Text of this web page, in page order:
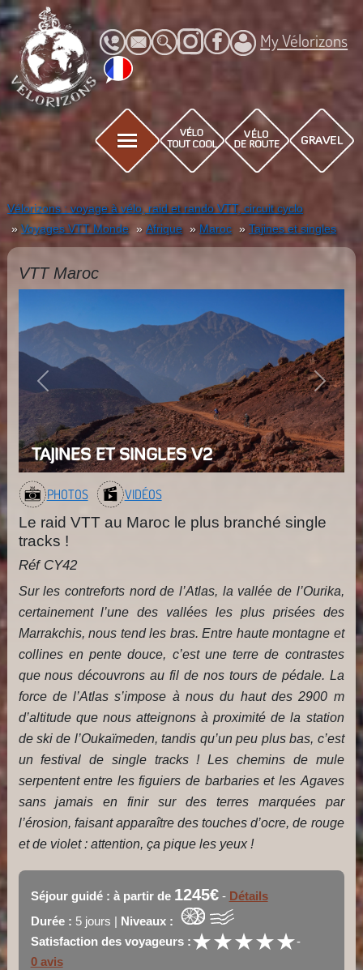
My Vélorizons
Vélorizons : voyage à vélo, raid et rando VTT, circuit cyclo
Voyages VTT Monde
Afrique Maroc Tajines et singles
VTT Maroc
Previous Next
TAJINES ET SINGLES V2
PHOTOS VIDÉOS
Le raid VTT au Maroc le plus branché single
tracks !
Réf CY42
Sur les contreforts nord de l’Atlas, la vallée de l’Ourika,
certainement l’une des vallées les plus prisées des
Marrakchis, nous tend les bras. Entre haute montagne et
collines en pente douce, c’est une terre de contrastes
que nous découvrons au fil de nos tours de pédale. La
force de l’Atlas s’impose à nous du haut des 2900 m
d’altitude que nous atteignons à proximité de la station
de ski de l’Oukaïmeden, tandis qu’un peu plus bas, c’est
un festival de single tracks ! Les chemins de mule
serpentent entre les figuiers de barbaries et les Agaves
sans jamais en finir sur des terres marquées par
l’érosion, faisant apparaître des touches d’ocre, de rouge
et de violet : attention, ça pique les yeux !
Séjour guidé : à partir de 1245€- Détails
Durée : 5 jours | Niveaux :
Satisfaction des voyageurs :★
★★
★★
★★
★★
★-
0 avis